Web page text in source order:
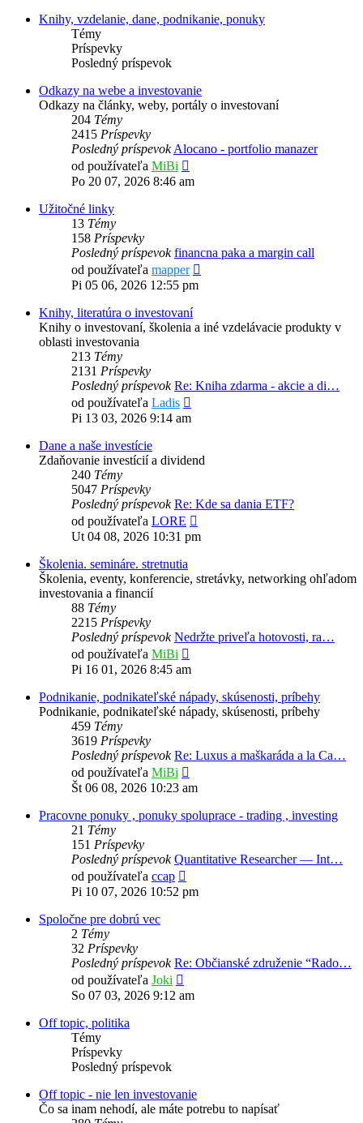
Knihy, vzdelanie, dane, podnikanie, ponuky
Témy
Príspevky
Posledný príspevok
Odkazy na webe a investovanie
Odkazy na články, weby, portály o investovaní
204 Témy
2415 Príspevky
Posledný príspevok Alocano - portfolio manazer
od používateľa MiBi
posledný
Po 20 07, 2026 8:46 am
Užitočné linky
13 Témy
158 Príspevky
Posledný príspevok financna paka a margin call
od používateľa mapper
Pi 05 06, 2026 12:55 pm
Knihy, literatúra o investovaní
Knihy o investovaní, školenia a iné vzdelávacie produkty v
oblasti investovania
213 Témy
2131 Príspevky
Posledný príspevok Re: Kniha zdarma - akcie a di…
od používateľa Ladis
posledný
Pi 13 03, 2026 9:14 am
Dane a naše investície
Zdaňovanie investícií a dividend
240 Témy
5047 Príspevky
Posledný príspevok Re: Kde sa dania ETF?
od používateľa LORE
posledný
Ut 04 08, 2026 10:31 pm
Školenia. semináre. stretnutia
Školenia, eventy, konferencie, stretávky, networking ohľadom
investovania a financií
88 Témy
2215 Príspevky
Posledný príspevok Nedržte priveľa hotovosti, ra…
od používateľa MiBi
posledný
Pi 16 01, 2026 8:45 am
Podnikanie, podnikateľské nápady, skúsenosti, príbehy
Podnikanie, podnikateľské nápady, skúsenosti, príbehy
459 Témy
3619 Príspevky
Posledný príspevok Re: Luxus a maškaráda a la Ca…
od používateľa MiBi
posledný
Št 06 08, 2026 10:23 am
Pracovne ponuky , ponuky spoluprace - trading , investing
21 Témy
151 Príspevky
Posledný príspevok Quantitative Researcher — Int…
od používateľa ccap
posledný
Pi 10 07, 2026 10:52 pm
Spoločne pre dobrú vec
2 Témy
32 Príspevky
Posledný príspevok Re: Občianské združenie “Rado…
od používateľa Joki
posledný
So 07 03, 2026 9:12 am
Off topic, politika
Témy
Príspevky
Posledný príspevok
Off topic - nie len investovanie
Čo sa inam nehodí, ale máte potrebu to napísať